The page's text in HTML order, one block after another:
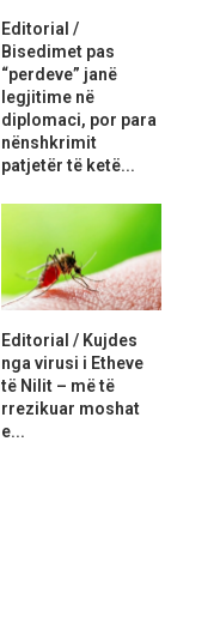
Editorial /
Bisedimet pas
“perdeve” janë
legjitime në
diplomaci, por para
nënshkrimit
patjetër të ketë...
Editorial / Kujdes
nga virusi i Etheve
të Nilit – më të
rrezikuar moshat
e...